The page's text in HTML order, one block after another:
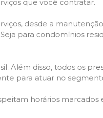
que você contratar.
desde a
para condomínios
Além disso, todos os
para atuar no
horários marcados